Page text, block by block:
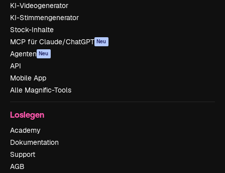
KI-Videogenerator
KI-Stimmengenerator
Stock-Inhalte
MCP für Claude/ChatGPT Neu
Agenten Neu
API
Mobile App
Alle Magnific-Tools
Loslegen
Academy
Dokumentation
Support
AGB